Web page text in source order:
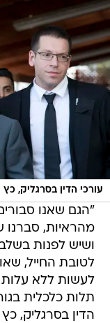
עורכי הדין בסרגליק,
"הגם שאנו
מהראיות, סברנו
ושיש לפנות
לטובת החייל,
לעשות ללא
תלות כלכלית
הדין בסרגליק,